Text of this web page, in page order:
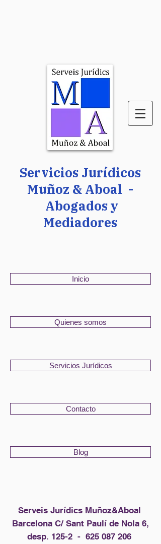
Servicios Jurídicos
Muñoz & Aboal -
Abogados y
Mediadores
Inicio
Quienes somos
Servicios Jurídicos
Contacto
Blog
Serveis Jurídics Muñoz&Aboal
Barcelona C/ Sant Paulí de Nola 6,
desp. 125-2 - 625 087 206